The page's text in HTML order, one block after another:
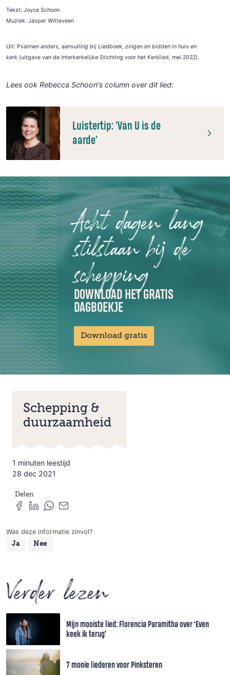
Tekst: Joyce Schoon
Muziek: Jasper Witteveen
Uit: Psalmen anders, aanvulling bij Liedboek, zingen en bidden in huis en
kerk (uitgave van de Interkerkelijke Stichting voor het Kerklied, mei 2022).
Lees ook Rebecca Schoon's column over dit lied:
Luistertip: 'Van U is de
aarde'
Acht dagen lang
stilstaan bij de
schepping
DOWNLOAD HET GRATIS
DAGBOEKJE
Download gratis
Schepping &
duurzaamheid
1 minuten leestijd
28 dec 2021
Delen
Was deze informatie zinvol?
Ja Nee
Verder lezen
Mijn mooiste lied: Florencia Paramitha over ‘Even
keek ik terug’
7 mooie liederen voor Pinksteren